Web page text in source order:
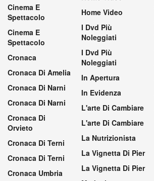
Cinema E
Spettacolo
Cinema E
Spettacolo
Cronaca
Cronaca Di Amelia
Cronaca Di Narni
Cronaca Di Narni
Cronaca Di
Orvieto
Cronaca Di Terni
Cronaca Di Terni
Cronaca Umbria
Home Video
I Dvd Più
Noleggiati
I Dvd Più
Noleggiati
In Apertura
In Evidenza
L'arte Di Cambiare
L'arte Di Cambiare
La Nutrizionista
La Vignetta Di Pier
La Vignetta Di Pier